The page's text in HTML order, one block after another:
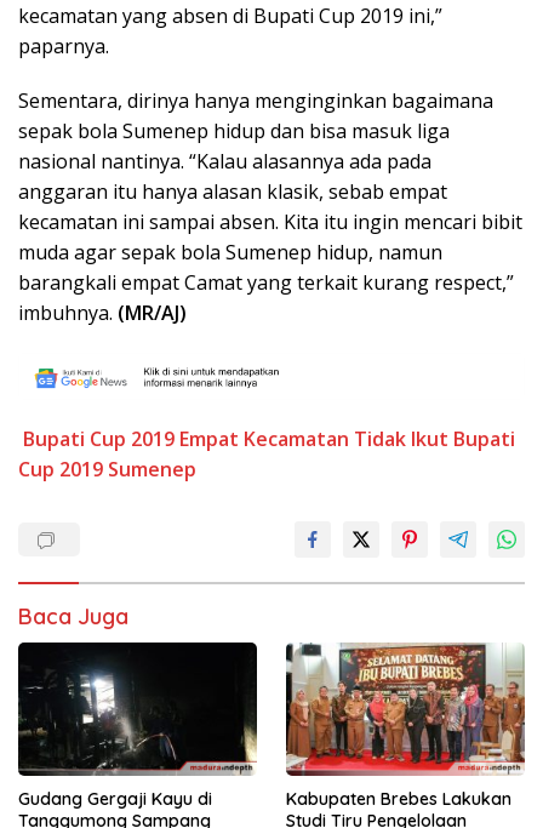
kecamatan yang absen di Bupati Cup 2019 ini,”
paparnya.
Sementara, dirinya hanya menginginkan bagaimana
sepak bola Sumenep hidup dan bisa masuk liga
nasional nantinya. “Kalau alasannya ada pada
anggaran itu hanya alasan klasik, sebab empat
kecamatan ini sampai absen. Kita itu ingin mencari bibit
muda agar sepak bola Sumenep hidup, namun
barangkali empat Camat yang terkait kurang respect,”
imbuhnya. (MR/AJ)
Bupati Cup 2019 Empat Kecamatan Tidak Ikut Bupati
Cup 2019 Sumenep
Baca Juga
Gudang Gergaji Kayu di
Tanggumong Sampang
Kabupaten Brebes Lakukan
Studi Tiru Pengelolaan